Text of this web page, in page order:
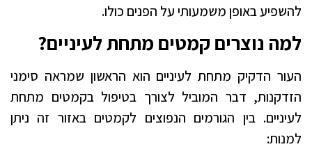
להשפיע באופן משמעותי על הפנים כולו.
למה נוצרים קמטים מתחת לעיניים?
העור הדקיק מתחת לעיניים הוא הראשון שמראה סימני
הזדקנות, דבר המוביל לצורך בטיפול בקמטים מתחת
לעיניים. בין הגורמים הנפוצים לקמטים באזור זה ניתן
למנות: